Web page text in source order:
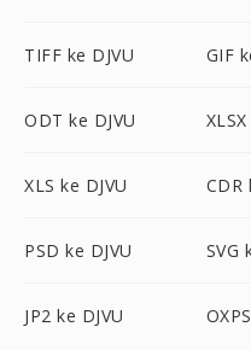
TIFF ke DJVU GIF
ODT ke DJVU
XLS ke DJVU CDR
PSD ke DJVU SVG
JP2 ke DJVU